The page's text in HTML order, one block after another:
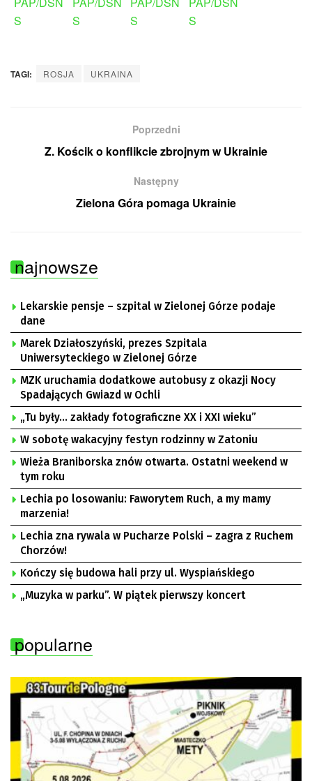
TAGI: ROSJA UKRAINA
Poprzedni
Z. Kościk o konflikcie zbrojnym w Ukrainie
Następny
Zielona Góra pomaga Ukrainie
najnowsze
Lekarskie pensje – szpital w Zielonej Górze podaje
dane
Marek Działoszyński, prezes Szpitala
Uniwersyteckiego w Zielonej Górze
MZK uruchamia dodatkowe autobusy z okazji Nocy
Spadających Gwiazd w Ochli
„Tu były… zakłady fotograficzne XX i XXI wieku”
W sobotę wakacyjny festyn rodzinny w Zatoniu
Wieża Braniborska znów otwarta. Ostatni weekend w
tym roku
Lechia po losowaniu: Faworytem Ruch, a my mamy
marzenia!
Lechia zna rywala w Pucharze Polski – zagra z Ruchem
Chorzów!
Kończy się budowa hali przy ul. Wyspiańskiego
„Muzyka w parku”. W piątek pierwszy koncert
popularne